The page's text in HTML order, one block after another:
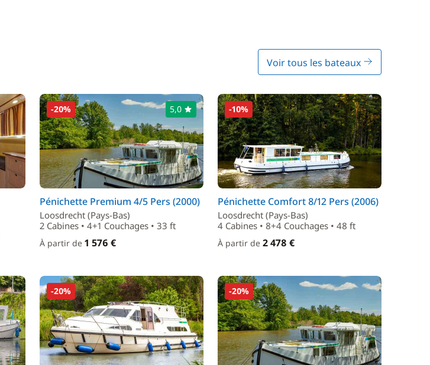
Voir tous les bateaux
-20% 5,0
Pénichette Premium 4/5 Pers (2000)
Loosdrecht (Pays-Bas)
2 Cabines • 4+1 Couchages • 33 ft
À partir de 1 576 €
-10%
Pénichette Comfort 8/12 Pers (2006)
Loosdrecht (Pays-Bas)
4 Cabines • 8+4 Couchages • 48 ft
À partir de 2 478 €
-20% -20%